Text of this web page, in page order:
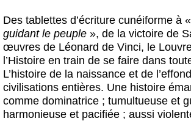
Des tablettes d’écriture cunéiforme à «
guidant le peuple », de la victoire de
œuvres de Léonard de Vinci, le
l’Histoire en train de se faire dans
L’histoire de la naissance et de
civilisations entières. Une histoire
comme dominatrice ; tumultueuse et
harmonieuse et pacifiée ; aussi